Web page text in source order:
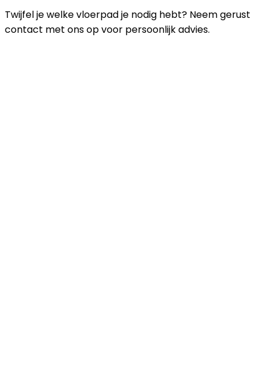
Twijfel je welke vloerpad je nodig hebt? Neem gerust
contact met ons op voor persoonlijk advies.